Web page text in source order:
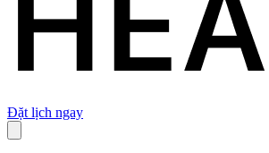
Đặt lịch ngay